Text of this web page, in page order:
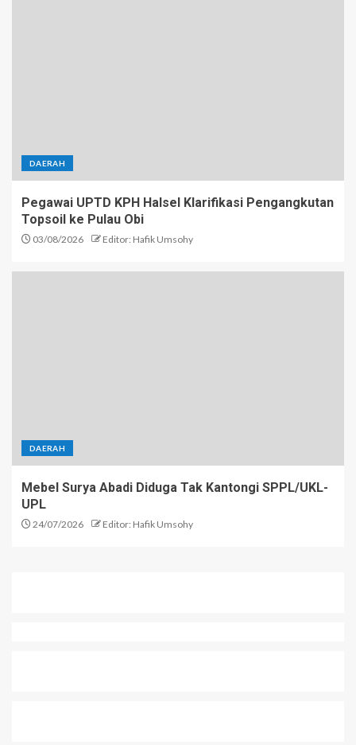
DAERAH
Pegawai UPTD KPH Halsel Klarifikasi Pengangkutan
Topsoil ke Pulau Obi
03/08/2026 Editor: Hafik Umsohy
DAERAH
Mebel Surya Abadi Diduga Tak Kantongi SPPL/UKL-
UPL
24/07/2026 Editor: Hafik Umsohy